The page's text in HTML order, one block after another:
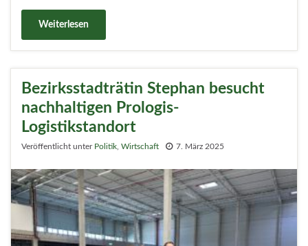
Weiterlesen
Bezirksstadträtin Stephan besucht
nachhaltigen Prologis-
Logistikstandort
Veröffentlicht unter Politik Wirtschaft 7. März 2025